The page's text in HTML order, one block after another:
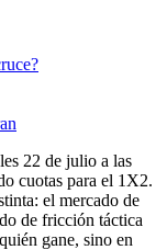
22 de julio a las
cuotas para el 1X2.
el mercado de
de fricción táctica
gane, sino en